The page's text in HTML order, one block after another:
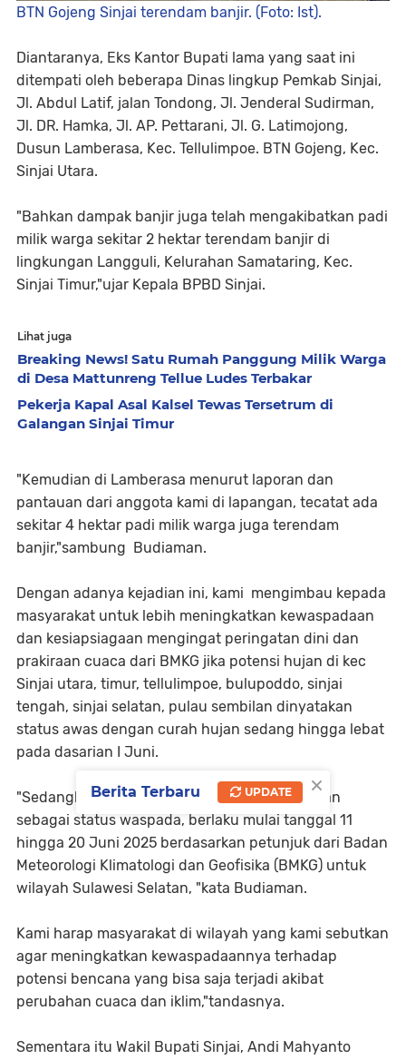
BTN Gojeng Sinjai terendam banjir. (Foto: Ist).
Diantaranya, Eks Kantor Bupati lama yang saat ini
ditempati oleh beberapa Dinas lingkup Pemkab Sinjai,
Jl. Abdul Latif, jalan Tondong, Jl. Jenderal Sudirman,
Jl. DR. Hamka, Jl. AP. Pettarani, Jl. G. Latimojong,
Dusun Lamberasa, Kec. Tellulimpoe. BTN Gojeng, Kec.
Sinjai Utara.
"Bahkan dampak banjir juga telah mengakibatkan padi
milik warga sekitar 2 hektar terendam banjir di
lingkungan Langguli, Kelurahan Samataring, Kec.
Sinjai Timur,"ujar Kepala BPBD Sinjai.
Lihat juga
Breaking News! Satu Rumah Panggung Milik Warga
di Desa Mattunreng Tellue Ludes Terbakar
Pekerja Kapal Asal Kalsel Tewas Tersetrum di
Galangan Sinjai Timur
"Kemudian di Lamberasa menurut laporan dan
pantauan dari anggota kami di lapangan, tecatat ada
sekitar 4 hektar padi milik warga juga terendam
banjir,"sambung Budiaman.
Dengan adanya kejadian ini, kami mengimbau kepada
masyarakat untuk lebih meningkatkan kewaspadaan
dan kesiapsiagaan mengingat peringatan dini dan
prakiraan cuaca dari BMKG jika potensi hujan di kec
Sinjai utara, timur, tellulimpoe, bulupoddo, sinjai
tengah, sinjai selatan, pulau sembilan dinyatakan
status awas dengan curah hujan sedang hingga lebat
pada dasarian I Juni.
"Sedangkan Sinjai Borong dan Barat ditetapkan
sebagai status waspada, berlaku mulai tanggal 11
hingga 20 Juni 2025 berdasarkan petunjuk dari Badan
Meteorologi Klimatologi dan Geofisika (BMKG) untuk
wilayah Sulawesi Selatan, "kata Budiaman.
Kami harap masyarakat di wilayah yang kami sebutkan
agar meningkatkan kewaspadaannya terhadap
potensi bencana yang bisa saja terjadi akibat
perubahan cuaca dan iklim,"tandasnya.
Sementara itu Wakil Bupati Sinjai, Andi Mahyanto
×
Berita Terbaru UPDATE